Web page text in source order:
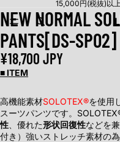
15,000円(税抜)以
NEW NORMAL
PANTS[DS-SP02]
¥18,700 JPY
■ ITEM
高機能素材SOLOTEX®を使用
スーツパンツです。
性 、優れた形状回復性などを
付き）強いストレッチ素材の